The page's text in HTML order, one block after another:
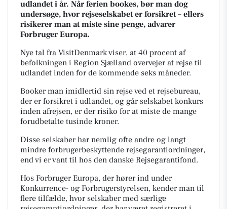
udlandet i år. Når ferien bookes, bør man dog
undersøge, hvor rejseselskabet er forsikret – ellers
risikerer man at miste sine penge, advarer
Forbruger Europa.
Nye tal fra VisitDenmark viser, at 40 procent af
befolkningen i Region Sjælland overvejer at rejse til
udlandet inden for de kommende seks måneder.
Booker man imidlertid sin rejse ved et rejsebureau,
der er forsikret i udlandet, og går selskabet konkurs
inden afrejsen, er der risiko for at miste de mange
forudbetalte tusinde kroner.
Disse selskaber har nemlig ofte andre og langt
mindre forbrugerbeskyttende rejsegarantiordninger,
end vi er vant til hos den danske Rejsegarantifond.
Hos Forbruger Europa, der hører ind under
Konkurrence- og Forbrugerstyrelsen, kender man til
flere tilfælde, hvor selskaber med særlige